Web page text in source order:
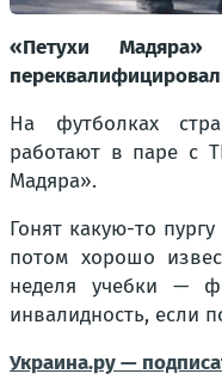
«Петухи
На футболках
работают в паре с
Мадяра».
Гонят какую-то
потом хорошо
неделя учебки —
инвалидность, если
Украина.ру —